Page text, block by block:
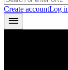
Create accountLog